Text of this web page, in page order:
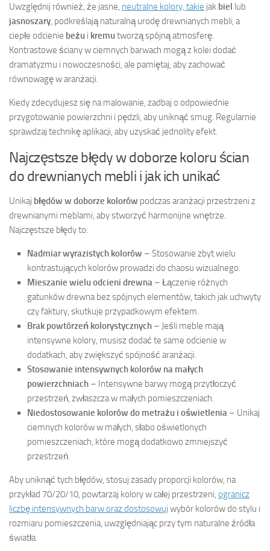
Uwzględnij również, że jasne, neutralne kolory, takie jak biel lub
jasnoszary , podkreślają naturalną urodę drewnianych mebli, a
ciepłe odcienie beżu i kremutworzą spójną atmosferę.
Kontrastowe ściany w ciemnych barwach mogą z kolei dodać
dramatyzmu i nowoczesności, ale pamiętaj, aby zachować
równowagę w aranżacji.
Kiedy zdecydujesz się na malowanie, zadbaj o odpowiednie
przygotowanie powierzchni i pędzli, aby uniknąć smug. Regularnie
sprawdzaj technikę aplikacji, aby uzyskać jednolity efekt.
Najczęstsze błędy w doborze koloru ścian
do drewnianych mebli i jak ich unikać
Unikaj błędów w doborze kolorów podczas aranżacji przestrzeni z
drewnianymi meblami, aby stworzyć harmonijne wnętrze.
Najczęstsze błędy to:
Nadmiar wyrazistych kolorów – Stosowanie zbyt wielu
kontrastujących kolorów prowadzi do chaosu wizualnego.
Mieszanie wielu odcieni drewna – Łączenie różnych
gatunków drewna bez spójnych elementów, takich jak uchwyty
czy faktury, skutkuje przypadkowym efektem.
Brak powtórzeń kolorystycznych – Jeśli meble mają
intensywne kolory, musisz dodać te same odcienie w
dodatkach, aby zwiększyć spójność aranżacji.
Stosowanie intensywnych kolorów na małych
powierzchniach – Intensywne barwy mogą przytłoczyć
przestrzeń, zwłaszcza w małych pomieszczeniach.
Niedostosowanie kolorów do metrażu i oświetlenia – Unikaj
ciemnych kolorów w małych, słabo oświetlonych
pomieszczeniach, które mogą dodatkowo zmniejszyć
przestrzeń.
Aby uniknąć tych błędów, stosuj zasady proporcji kolorów, na
przykład 70/20/10, powtarzaj kolory w całej przestrzeni, ogranicz
liczbę intensywnych barw oraz dostosowuj wybór kolorów do stylu i
rozmiaru pomieszczenia, uwzględniając przy tym naturalne źródła
światła.